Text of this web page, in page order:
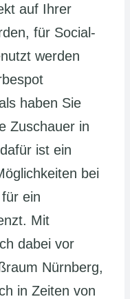
auf Ihrer
für Social-
werden
haben Sie
Zuschauer in
ist ein
bei
ein
Mit
dabei vor
Nürnberg,
in Zeiten von